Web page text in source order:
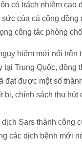
có trách nhiệm cao
của cả cộng
công tác phòng
hiểm mới nổi
tại Trung Quốc,
đạt được một số
bị, chính sách thu hút
Sars thành công
các dịch bệnh mới